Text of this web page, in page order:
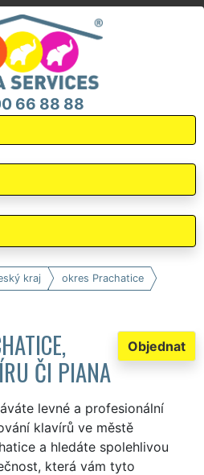
66 88 88
kraj okres Prachatice
Objednat
ČI PIANA
levné a profesionální
klavírů ve městě
a hledáte spolehlivou
která vám tyto